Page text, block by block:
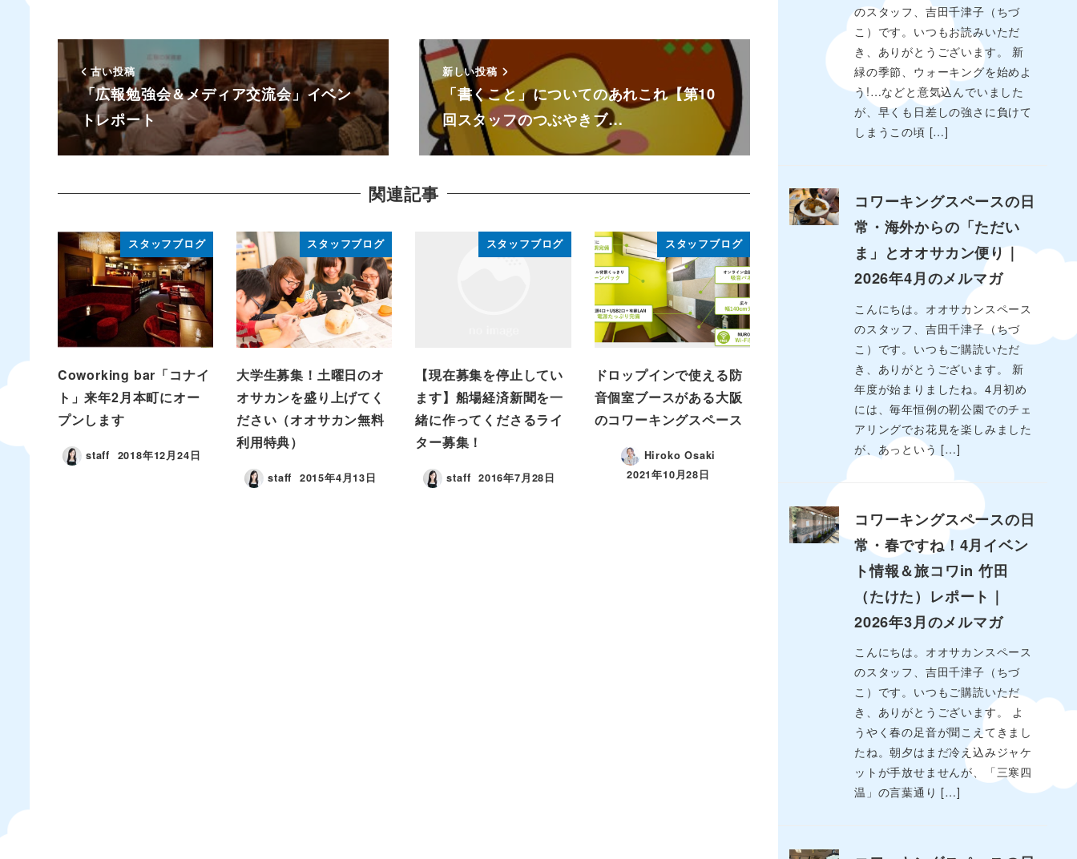
古い投稿
「広報勉強会＆メディア交流会」イベン
トレポート
新しい投稿
「書くこと」についてのあれこれ【第10
回スタッフのつぶやきブ…
関連記事
スタッフブログ
Coworking bar「コナイ
ト」来年2月本町にオー
プンします
staff 2018年12月24日
スタッフブログ
大学生募集！土曜日のオ
オサカンを盛り上げてく
ださい（オオサカン無料
利用特典）
staff 2015年4月13日
スタッフブログ
【現在募集を停止してい
ます】船場経済新聞を一
緒に作ってくださるライ
ター募集！
staff 2016年7月28日
スタッフブログ
ドロップインで使える防
音個室ブースがある大阪
のコワーキングスペース
Hiroko Osaki
2021年10月28日
のスタッフ、吉田千津子（ちづ
こ）です。いつもお読みいただ
き、ありがとうございます。 新
緑の季節、ウォーキングを始めよ
う!…などと意気込んでいました
が、早くも日差しの強さに負けて
しまうこの頃 […]
コワーキングスペースの日
常・海外からの「ただい
ま」とオオサカン便り｜
2026年4月のメルマガ
こんにちは。オオサカンスペース
のスタッフ、吉田千津子（ちづ
こ）です。いつもご購読いただ
き、ありがとうございます。 新
年度が始まりましたね。4月初め
には、毎年恒例の靭公園でのチェ
アリングでお花見を楽しみました
が、あっという […]
コワーキングスペースの日
常・春ですね！4月イベン
ト情報＆旅コワin 竹田
（たけた）レポート｜
2026年3月のメルマガ
こんにちは。オオサカンスペース
のスタッフ、吉田千津子（ちづ
こ）です。いつもご購読いただ
き、ありがとうございます。 よ
うやく春の足音が聞こえてきまし
たね。朝夕はまだ冷え込みジャケ
ットが手放せませんが、「三寒四
温」の言葉通り […]